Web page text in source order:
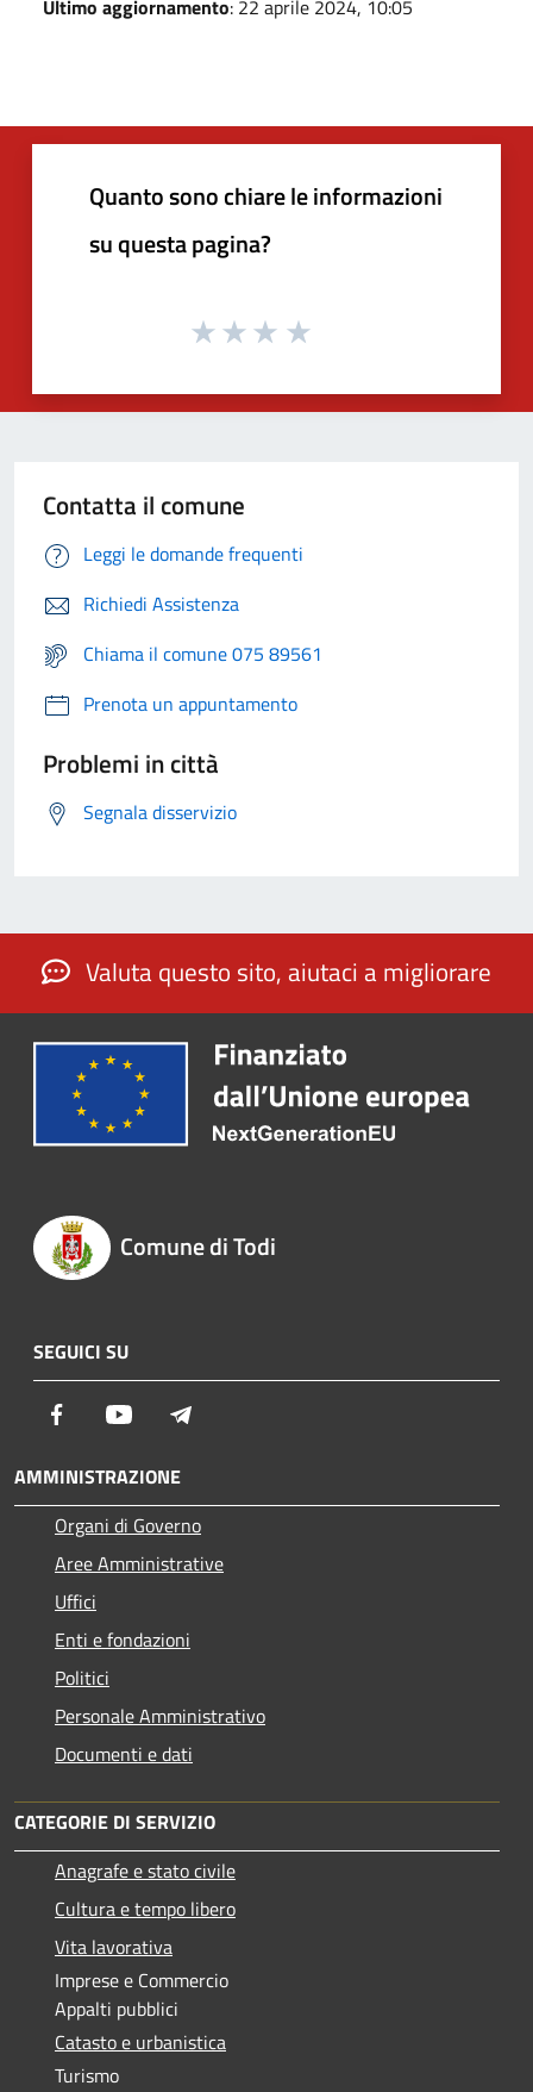
Ultimo aggiornamento: 22 aprile 2024, 10:05
Quanto sono chiare le informazioni
su questa pagina?
Contatta il comune
Leggi le domande frequenti
Richiedi Assistenza
Chiama il comune 075 89561
Prenota un appuntamento
Problemi in città
Segnala disservizio
Valuta questo sito, aiutaci a migliorare
Comune di Todi
SEGUICI SU
Facebook Youtube
AMMINISTRAZIONE
Organi di Governo
Aree Amministrative
Uffici
Enti e fondazioni
Politici
Personale Amministrativo
Documenti e dati
CATEGORIE DI SERVIZIO
Anagrafe e stato civile
Cultura e tempo libero
Vita lavorativa
Imprese e Commercio
Appalti pubblici
Catasto e urbanistica
Turismo